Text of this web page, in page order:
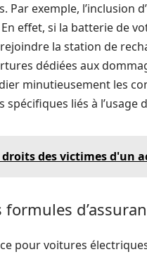
Par exemple, l’inclusion
effet, si la batterie de
la station de
dédiées aux
minutieusement les
liés à l’usage
droits des victimes d'un
formules
pour voitures